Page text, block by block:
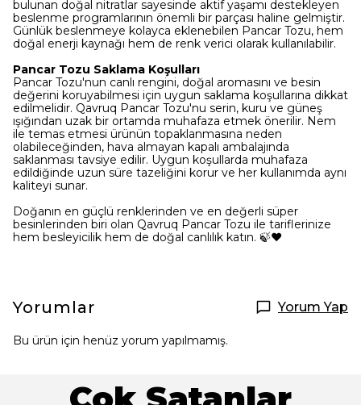
bulunan doğal nitratlar sayesinde aktif yaşamı destekleyen
beslenme programlarının önemli bir parçası haline gelmiştir.
Günlük beslenmeye kolayca eklenebilen Pancar Tozu, hem
doğal enerji kaynağı hem de renk verici olarak kullanılabilir.
Pancar Tozu Saklama Koşulları
Pancar Tozu'nun canlı rengini, doğal aromasını ve besin
değerini koruyabilmesi için uygun saklama koşullarına dikkat
edilmelidir. Qavruq Pancar Tozu'nu serin, kuru ve güneş
ışığından uzak bir ortamda muhafaza etmek önerilir. Nem
ile temas etmesi ürünün topaklanmasına neden
olabileceğinden, hava almayan kapalı ambalajında
saklanması tavsiye edilir. Uygun koşullarda muhafaza
edildiğinde uzun süre tazeliğini korur ve her kullanımda aynı
kaliteyi sunar.
Doğanın en güçlü renklerinden ve en değerli süper
besinlerinden biri olan Qavruq Pancar Tozu ile tariflerinize
hem besleyicilik hem de doğal canlılık katın. 🍃❤️
Yorumlar Yorum Yap
Bu ürün için henüz yorum yapılmamış.